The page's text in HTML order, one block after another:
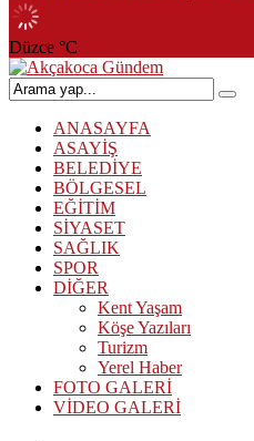
Düzce °C
ANASAYFA
ASAYİŞ
BELEDİYE
BÖLGESEL
EĞİTİM
SİYASET
SAĞLIK
SPOR
DİĞER
Kent Yaşam
Köşe Yazıları
Turizm
Yerel Haber
FOTO GALERİ
VİDEO GALERİ